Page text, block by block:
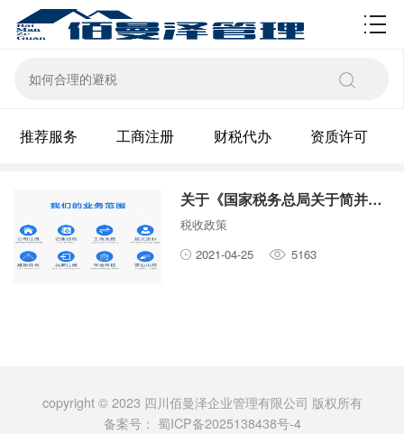
资质许可
推荐服务 工商注册 财税代办 资质许可
关于《国家税务总局关于简并税费申报有关事项的公告》的解读
税收政策
2021-04-25
5163
copyright © 2023 四川佰曼泽企业管理有限公司 版权所有
备案号： 蜀ICP备2025138438号-4